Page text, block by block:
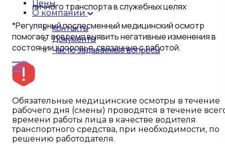
Цены
О компании
Контакты
Документы
Часто задаваемые вопросы
личного транспорта в служебных целях
*Регулярный послесменный медицинский осмотр
помогает вовремя выявить негативные изменения в
состоянии здоровья, связанные с работой.
Обязательные медицинские осмотры в течение
рабочего дня (смены) проводятся в течение
времени работы лица в качестве водителя
транспортного средства, при необходимости, по
решению работодателя.